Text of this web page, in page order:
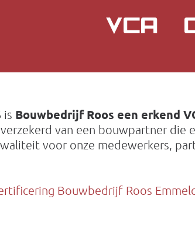
VCA**
is Bouwbedrijf Roos een erkend
van een bouwpartner
voor onze medewerkers,
Bouwbedrijf Roos